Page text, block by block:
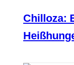
Chilloza: